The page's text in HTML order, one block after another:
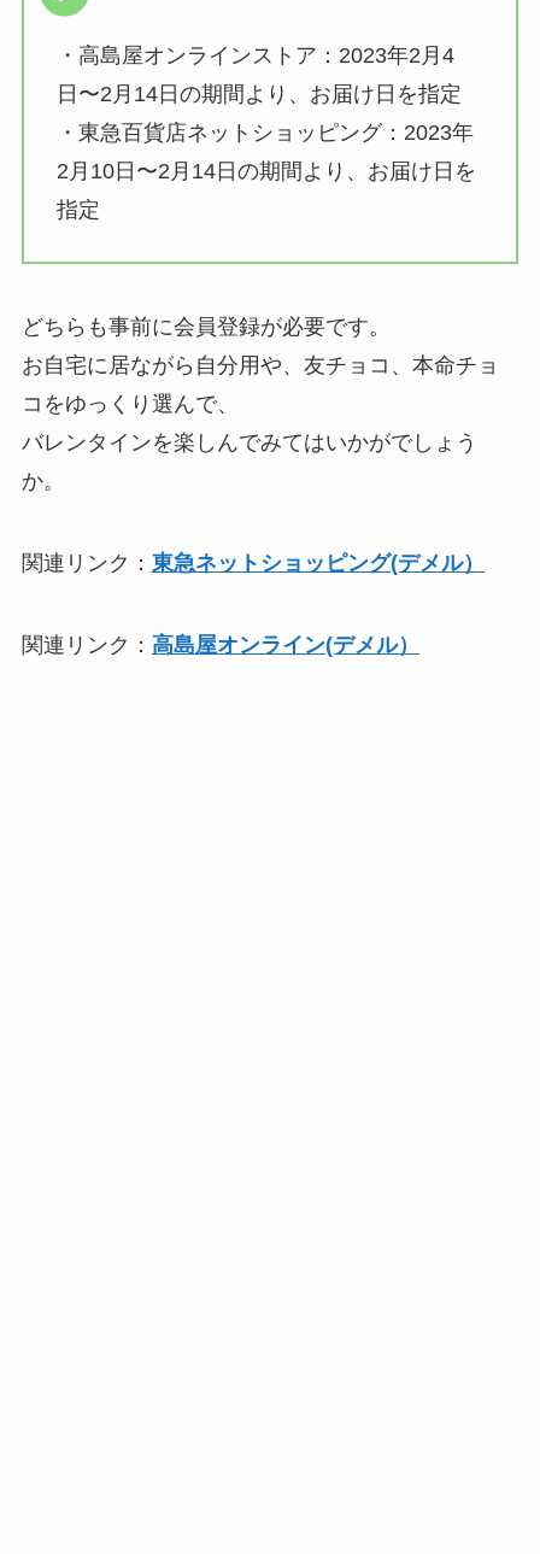
・高島屋オンラインストア：2023年2月4
日〜2月14日の期間より、お届け日を指定
・東急百貨店ネットショッピング：2023年
2月10日〜2月14日の期間より、お届け日を
指定
どちらも事前に会員登録が必要です。
お自宅に居ながら自分用や、友チョコ、本命チョ
コをゆっくり選んで、
バレンタインを楽しんでみてはいかがでしょう
か。
関連リンク： 東急ネットショッピング(デメル）
関連リンク： 高島屋オンライン(デメル）